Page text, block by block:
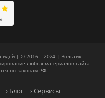
идей | © 2016 – 2024 | Вольтик –
любых материалов сайта
по законам РФ.
› Блог › Сервисы